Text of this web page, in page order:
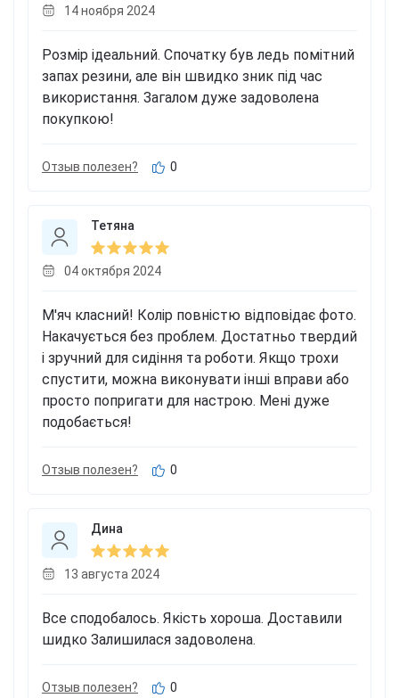
14 ноября 2024
Розмір ідеальний. Спочатку був ледь помітний
запах резини, але він швидко зник під час
використання. Загалом дуже задоволена
покупкою!
Отзыв полезен? 0
Тетяна
04 октября 2024
М'яч класний! Колір повністю відповідає фото.
Накачується без проблем. Достатньо твердий
і зручний для сидіння та роботи. Якщо трохи
спустити, можна виконувати інші вправи або
просто попригати для настрою. Мені дуже
подобається!
Отзыв полезен? 0
Дина
13 августа 2024
Все сподобалось. Якість хороша. Доставили
шидко Залишилася задоволена.
Отзыв полезен? 0